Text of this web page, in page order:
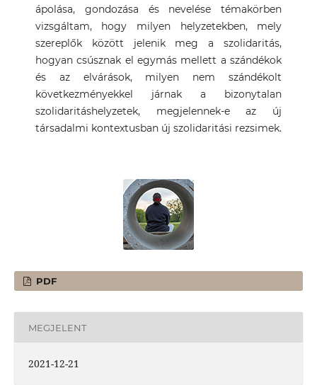
ápolása, gondozása és nevelése témakörben
vizsgáltam, hogy milyen helyzetekben, mely
szereplők között jelenik meg a szolidaritás,
hogyan csúsznak el egymás mellett a szándékok
és az elvárások, milyen nem szándékolt
következményekkel járnak a bizonytalan
szolidaritáshelyzetek, megjelennek-e az új
társadalmi kontextusban új szolidaritási rezsimek.
PDF
MEGJELENT
2021-12-21